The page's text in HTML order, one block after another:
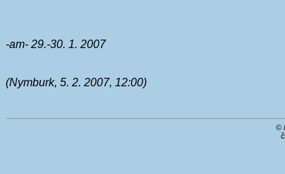
-am- 29.-30. 1. 2007
(Nymburk, 5. 2. 2007, 12:00)
©